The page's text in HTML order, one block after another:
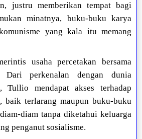
justru memberikan tempat bagi
minatnya, buku-buku karya
yang kala itu memang
usaha percetakan bersama
Dari perkenalan dengan dunia
Tullio mendapat akses terhadap
baik terlarang maupun buku-buku
diam tanpa diketahui keluarga
penganut sosialisme.